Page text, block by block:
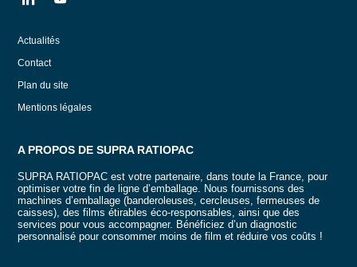
LN YT
Actualités
Contact
Plan du site
Mentions légales
A PROPOS DE SUPRA RATIOPAC
SUPRA RATIOPAC est votre partenaire, dans toute la France, pour
optimiser votre fin de ligne d’emballage. Nous fournissons des
machines d’emballage (banderoleuses, cercleuses, fermeuses de
caisses), des films étirables éco-responsables, ainsi que des
services pour vous accompagner. Bénéficiez d’un diagnostic
personnalisé pour consommer moins de film et réduire vos coûts !